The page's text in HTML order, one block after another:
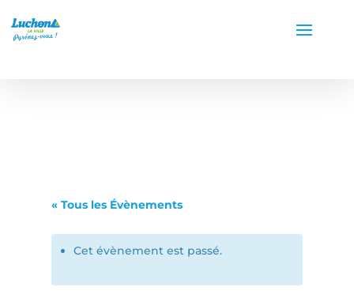
« Tous les Évènements
Cet évènement est passé.